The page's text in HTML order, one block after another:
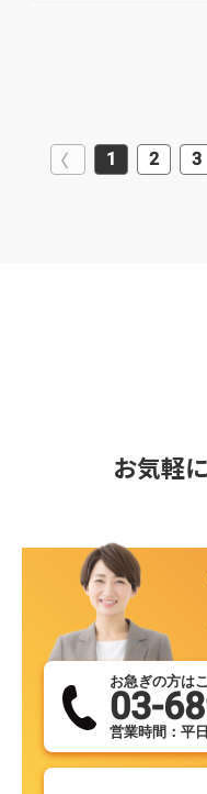
1 2 3
お気軽
お急ぎの方は
03-
営業時間：平